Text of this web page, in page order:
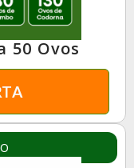
50 Ovos